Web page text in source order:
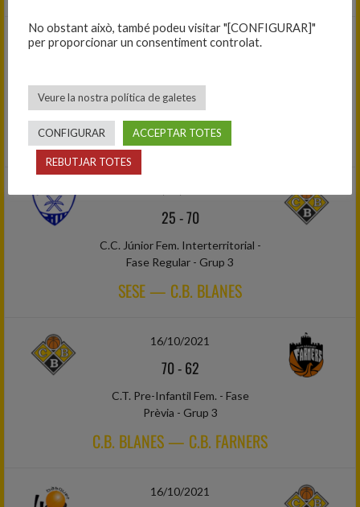
10/10/2021
C.C. Júnior Masc. Interterritorial -
Primera Fase - Grup 1
C.B. BLANES — C.E. SANT NICOLAU
25-70
C.C. Júnior Fem. Interterritorial -
Fase Regular - Grup 3
SESE — C.B. BLANES
16/10/2021
70-62
C.T. Pre-Infantil Fem. - Fase
Prèvia - Grup 3
C.B. BLANES — C.B. FARNERS
16/10/2021
No obstant això, també podeu visitar "[CONFIGURAR]"
per proporcionar un consentiment controlat.
Veure la nostra política de galetes
CONFIGURAR ACCEPTAR TOTES
REBUTJAR TOTES